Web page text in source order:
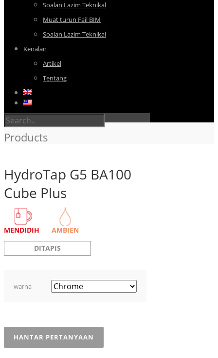
Soalan Lazim Teknikal
Muat turun Fail BIM
Soalan Lazim Teknikal
Kenalan
Artikel
Tentang
Products
HydroTap G5 BA100
Cube Plus
MENDIDIH
AMBIEN
DITAPIS
warna
HANTAR PERTANYAAN